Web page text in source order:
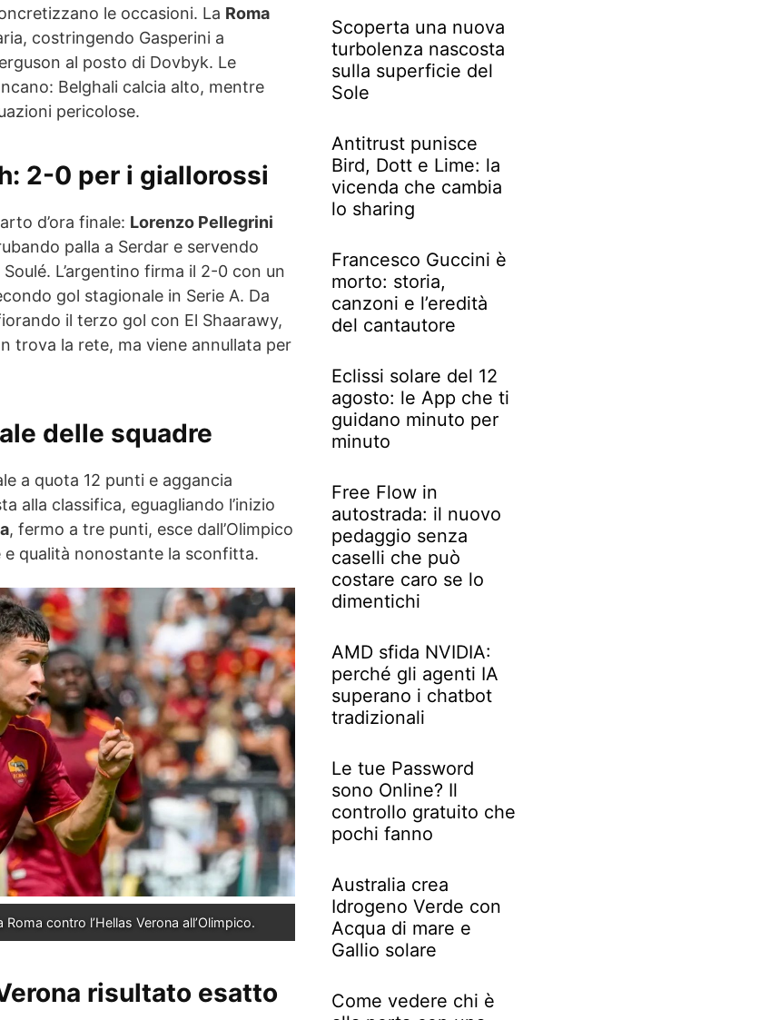
le occasioni. La Roma
costringendo Gasperini a
al posto di Dovbyk. Le
Belghali calcia alto, mentre
pericolose.
2-0 per i giallorossi
d’ora finale: Lorenzo Pellegrini
palla a Serdar e servendo
L’argentino firma il 2-0 con un
gol stagionale in Serie A. Da
il terzo gol con El Shaarawy,
trova la rete, ma viene annullata per
delle squadre
a quota 12 punti e aggancia
alla classifica, eguagliando l’inizio
, fermo a tre punti, esce dall’Olimpico
qualità nonostante la sconfitta.
contro l’Hellas Verona all’Olimpico.
risultato esatto
Scoperta una nuova
turbolenza nascosta
sulla superficie del
Sole
Antitrust punisce
Bird, Dott e Lime: la
vicenda che cambia
lo sharing
Francesco Guccini è
morto: storia,
canzoni e l’eredità
del cantautore
Eclissi solare del 12
agosto: le App che ti
guidano minuto per
minuto
Free Flow in
autostrada: il nuovo
pedaggio senza
caselli che può
costare caro se lo
dimentichi
AMD sfida NVIDIA:
perché gli agenti IA
superano i chatbot
tradizionali
Le tue Password
sono Online? Il
controllo gratuito che
pochi fanno
Australia crea
Idrogeno Verde con
Acqua di mare e
Gallio solare
Come vedere chi è